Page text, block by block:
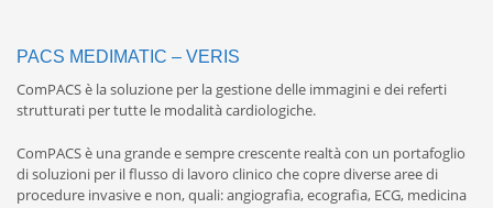
PACS MEDIMATIC – VERIS
ComPACS è la soluzione per la gestione delle immagini e dei referti
strutturati per tutte le modalità cardiologiche.
ComPACS è una grande e sempre crescente realtà con un portafoglio
di soluzioni per il flusso di lavoro clinico che copre diverse aree di
procedure invasive e non, quali: angiografia, ecografia, ECG, medicina